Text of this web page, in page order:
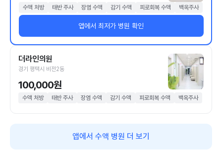
수액 처방
태반 주사 장염 수액 감기 수액 피로회복 수액 백옥주사
앱에서 최저가 병원 확인
더라인의원
경기 평택시 비전2동
100,000원
수액 처방 태반 주사 장염 수액 감기 수액 피로회복 수액 백옥주사
앱에서 수액 병원 더 보기